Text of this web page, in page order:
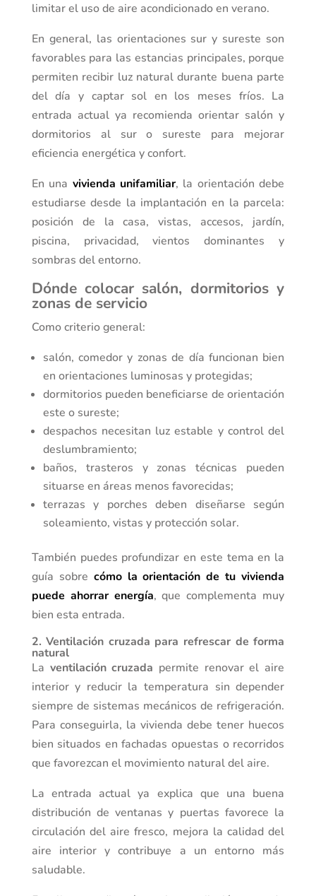
limitar el uso de aire acondicionado en verano.
En general, las orientaciones sur y sureste son
favorables para las estancias principales, porque
permiten recibir luz natural durante buena parte
del día y captar sol en los meses fríos. La
entrada actual ya recomienda orientar salón y
dormitorios al sur o sureste para mejorar
eficiencia energética y confort.
En una vivienda unifamiliar, la orientación debe
estudiarse desde la implantación en la parcela:
posición de la casa, vistas, accesos, jardín,
piscina, privacidad, vientos dominantes y
sombras del entorno.
Dónde colocar salón, dormitorios y
zonas de servicio
Como criterio general:
salón, comedor y zonas de día funcionan bien
en orientaciones luminosas y protegidas;
dormitorios pueden beneficiarse de orientación
este o sureste;
despachos necesitan luz estable y control del
deslumbramiento;
baños, trasteros y zonas técnicas pueden
situarse en áreas menos favorecidas;
terrazas y porches deben diseñarse según
soleamiento, vistas y protección solar.
También puedes profundizar en este tema en la
guía sobre cómo la orientación de tu vivienda
puede ahorrar energía, que complementa muy
bien esta entrada.
2. Ventilación cruzada para refrescar de forma
natural
La ventilación cruzada permite renovar el aire
interior y reducir la temperatura sin depender
siempre de sistemas mecánicos de refrigeración.
Para conseguirla, la vivienda debe tener huecos
bien situados en fachadas opuestas o recorridos
que favorezcan el movimiento natural del aire.
La entrada actual ya explica que una buena
distribución de ventanas y puertas favorece la
circulación del aire fresco, mejora la calidad del
aire interior y contribuye a un entorno más
saludable.